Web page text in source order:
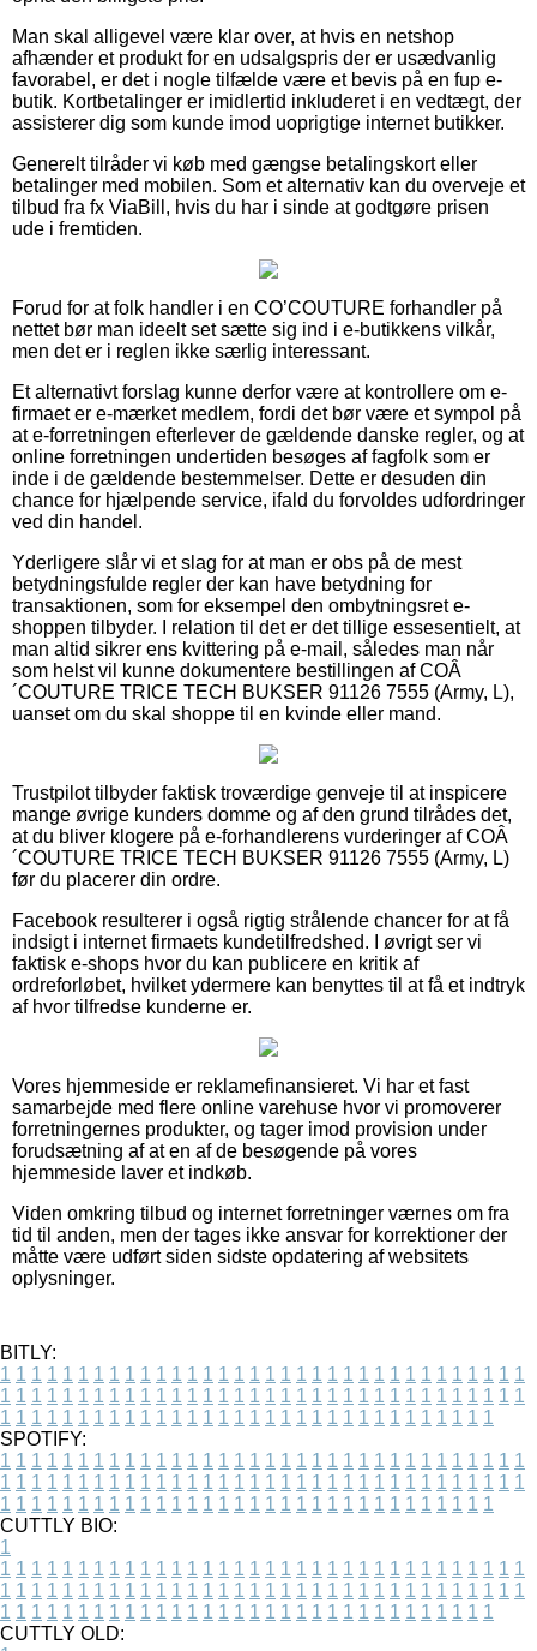
Man skal alligevel være klar over, at hvis en netshop
afhænder et produkt for en udsalgspris der er usædvanlig
favorabel, er det i nogle tilfælde være et bevis på en fup e-
butik. Kortbetalinger er imidlertid inkluderet i en vedtægt, der
assisterer dig som kunde imod uoprigtige internet butikker.
Generelt tilråder vi køb med gængse betalingskort eller
betalinger med mobilen. Som et alternativ kan du overveje et
tilbud fra fx ViaBill, hvis du har i sinde at godtgøre prisen
ude i fremtiden.
Forud for at folk handler i en CO’COUTURE forhandler på
nettet bør man ideelt set sætte sig ind i e-butikkens vilkår,
men det er i reglen ikke særlig interessant.
Et alternativt forslag kunne derfor være at kontrollere om e-
firmaet er e-mærket medlem, fordi det bør være et sympol på
at e-forretningen efterlever de gældende danske regler, og at
online forretningen undertiden besøges af fagfolk som er
inde i de gældende bestemmelser. Dette er desuden din
chance for hjælpende service, ifald du forvoldes udfordringer
ved din handel.
Yderligere slår vi et slag for at man er obs på de mest
betydningsfulde regler der kan have betydning for
transaktionen, som for eksempel den ombytningsret e-
shoppen tilbyder. I relation til det er det tillige essesentielt, at
man altid sikrer ens kvittering på e-mail, således man når
som helst vil kunne dokumentere bestillingen af COÂ
´COUTURE TRICE TECH BUKSER 91126 7555 (Army, L),
uanset om du skal shoppe til en kvinde eller mand.
Trustpilot tilbyder faktisk troværdige genveje til at inspicere
mange øvrige kunders domme og af den grund tilrådes det,
at du bliver klogere på e-forhandlerens vurderinger af COÂ
´COUTURE TRICE TECH BUKSER 91126 7555 (Army, L)
før du placerer din ordre.
Facebook resulterer i også rigtig strålende chancer for at få
indsigt i internet firmaets kundetilfredshed. I øvrigt ser vi
faktisk e-shops hvor du kan publicere en kritik af
ordreforløbet, hvilket ydermere kan benyttes til at få et indtryk
af hvor tilfredse kunderne er.
Vores hjemmeside er reklamefinansieret. Vi har et fast
samarbejde med flere online varehuse hvor vi promoverer
forretningernes produkter, og tager imod provision under
forudsætning af at en af de besøgende på vores
hjemmeside laver et indkøb.
Viden omkring tilbud og internet forretninger værnes om fra
tid til anden, men der tages ikke ansvar for korrektioner der
måtte være udført siden sidste opdatering af websitets
oplysninger.
BITLY:
1 1 1 1 1 1 1 1 1 1 1 1 1 1 1 1 1 1 1 1 1 1 1 1 1 1 1 1 1 1 1 1 1 1
1 1 1 1 1 1 1 1 1 1 1 1 1 1 1 1 1 1 1 1 1 1 1 1 1 1 1 1 1 1 1 1 1 1
1 1 1 1 1 1 1 1 1 1 1 1 1 1 1 1 1 1 1 1 1 1 1 1 1 1 1 1 1 1 1 1
SPOTIFY:
1 1 1 1 1 1 1 1 1 1 1 1 1 1 1 1 1 1 1 1 1 1 1 1 1 1 1 1 1 1 1 1 1 1
1 1 1 1 1 1 1 1 1 1 1 1 1 1 1 1 1 1 1 1 1 1 1 1 1 1 1 1 1 1 1 1 1 1
1 1 1 1 1 1 1 1 1 1 1 1 1 1 1 1 1 1 1 1 1 1 1 1 1 1 1 1 1 1 1 1
CUTTLY BIO:
1
1 1 1 1 1 1 1 1 1 1 1 1 1 1 1 1 1 1 1 1 1 1 1 1 1 1 1 1 1 1 1 1 1 1
1 1 1 1 1 1 1 1 1 1 1 1 1 1 1 1 1 1 1 1 1 1 1 1 1 1 1 1 1 1 1 1 1 1
1 1 1 1 1 1 1 1 1 1 1 1 1 1 1 1 1 1 1 1 1 1 1 1 1 1 1 1 1 1 1 1
CUTTLY OLD: